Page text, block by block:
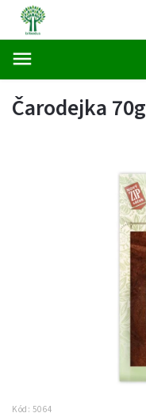
Čarodejka 70g
Kód: 5064